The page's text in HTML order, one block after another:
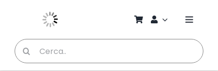
Toggle
Chi
Cerca
per: